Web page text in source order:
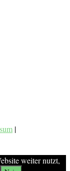
|
weiter nutzt,